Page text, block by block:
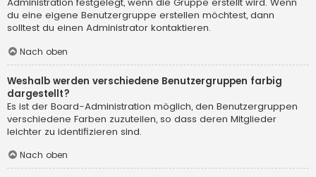
du eine eigene Benutzergruppe erstellen möchtest, dann
solltest du einen Administrator kontaktieren.
Nach oben
Weshalb werden verschiedene Benutzergruppen farbig
dargestellt?
Es ist der Board-Administration möglich, den Benutzergruppen
verschiedene Farben zuzuteilen, so dass deren Mitglieder
leichter zu identifizieren sind.
Nach oben